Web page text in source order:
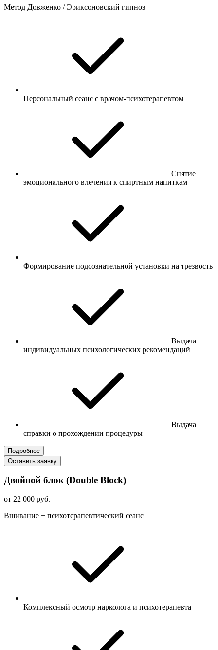
Метод Довженко / Эриксоновский гипноз
Персональный сеанс с врачом-психотерапевтом
Снятие
эмоционального влечения к спиртным напиткам
Формирование подсознательной установки на трезвость
Выдача
индивидуальных психологических рекомендаций
Выдача
справки о прохождении процедуры
Подробнее
Оставить заявку
Двойной блок (Double Block)
от 22 000 руб.
Вшивание + психотерапевтический сеанс
Комплексный осмотр нарколога и психотерапевта